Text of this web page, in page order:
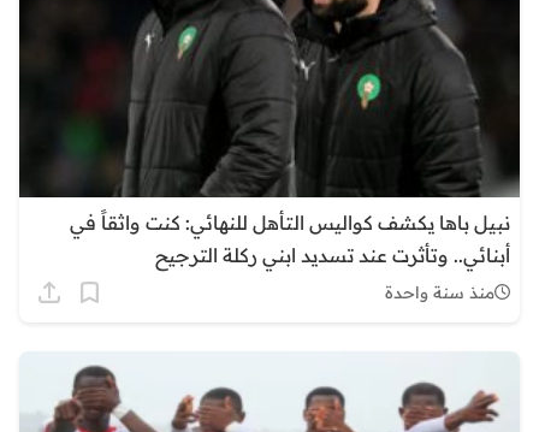
نبيل باها يكشف كواليس التأهل للنهائي: كنت واثقاً في
أبنائي.. وتأثرت عند تسديد ابني ركلة الترجيح
منذ سنة واحدة